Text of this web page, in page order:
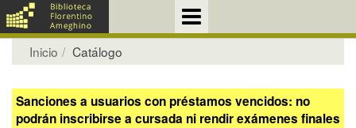
Inicio Catálogo
Sanciones a usuarios con préstamos vencidos: no
podrán inscribirse a cursada ni rendir exámenes finales